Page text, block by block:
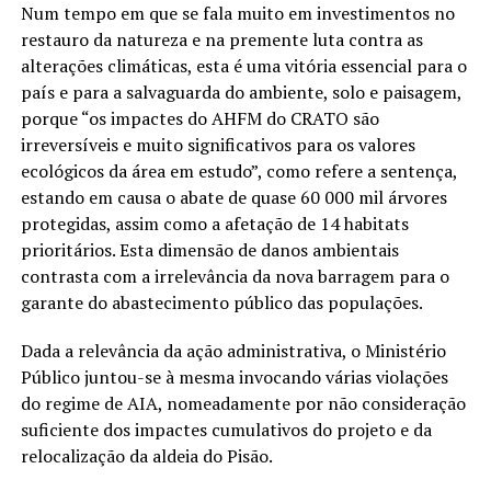
Num tempo em que se fala muito em investimentos no
restauro da natureza e na premente luta contra as
alterações climáticas, esta é uma vitória essencial para o
país e para a salvaguarda do ambiente, solo e paisagem,
porque “os impactes do AHFM do CRATO são
irreversíveis e muito significativos para os valores
ecológicos da área em estudo”, como refere a sentença,
estando em causa o abate de quase 60 000 mil árvores
protegidas, assim como a afetação de 14 habitats
prioritários. Esta dimensão de danos ambientais
contrasta com a irrelevância da nova barragem para o
garante do abastecimento público das populações.
Dada a relevância da ação administrativa, o Ministério
Público juntou-se à mesma invocando várias violações
do regime de AIA, nomeadamente por não consideração
suficiente dos impactes cumulativos do projeto e da
relocalização da aldeia do Pisão.